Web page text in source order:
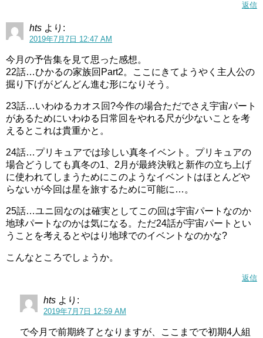
返信
hts より:
2019年7月7日 12:47 AM
今月の予告集を見て思った感想。
22話…ひかるの家族回Part2。ここにきてようやく主人公の
掘り下げがどんどん進む形になりそう。
23話…いわゆるカオス回?今作の場合ただでさえ宇宙パート
があるためにいわゆる日常回をやれる尺が少ないことを考
えるとこれは貴重かと。
24話…プリキュアでは珍しい真冬イベント。プリキュアの
場合どうしても真冬の1、2月が最終決戦と新作の立ち上げ
に使われてしまうためにこのようなイベントはほとんどや
らないが今回は星を旅するために可能に…。
25話…ユニ回なのは確実としてこの回は宇宙パートなのか
地球パートなのかは気になる。ただ24話が宇宙パートとい
うことを考えるとやはり地球でのイベントなのかな?
こんなところでしょうか。
返信
hts より:
2019年7月7日 12:59 AM
で今月で前期終了となりますが、ここまでで初期4人組